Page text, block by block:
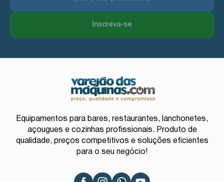
Inscreva-se
Equipamentos para bares, restaurantes, lanchonetes,
açougues e cozinhas profissionais. Produto de
qualidade, preços competitivos e soluções eficientes
para o seu negócio!